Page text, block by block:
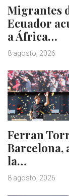
Migrantes
Ecuador
a África…
8 agosto, 2026
Ferran
Barcelona,
la…
8 agosto, 2026